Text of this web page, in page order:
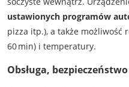
ustawionych programów
pizza itp.), a także możliwość
60 min) i temperatury.
Obsługa,